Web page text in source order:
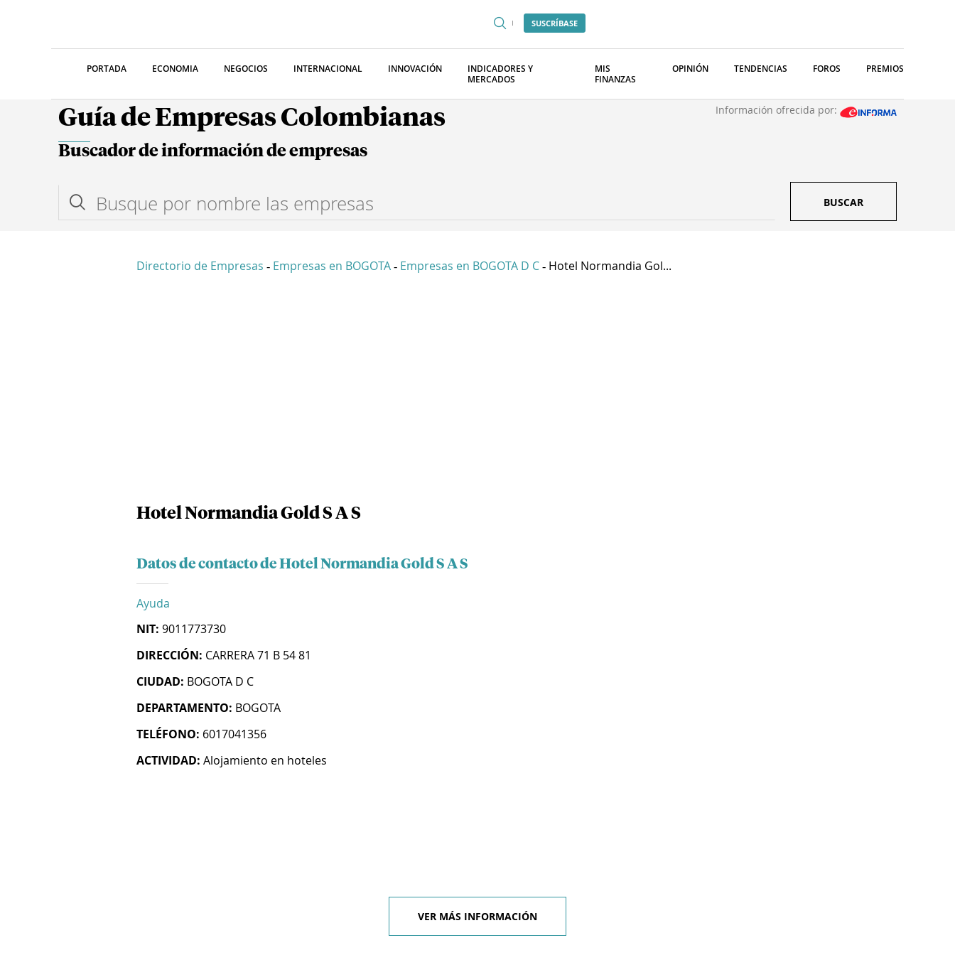
SUSCRÍBASE
PORTADA ECONOMIA NEGOCIOS INTERNACIONAL INNOVACIÓN
INDICADORES Y
MERCADOS
MIS
FINANZAS
OPINIÓN TENDENCIAS FOROS PREMIOS
Guía de Empresas Colombianas Información ofrecida por:
Buscador de información de empresas
BUSCAR
Directorio de Empresas - Empresas en BOGOTA - Empresas en BOGOTA D C - Hotel Normandia Gol...
Hotel Normandia Gold S A S
Datos de contacto de Hotel Normandia Gold S A S
Ayuda
NIT: 9011773730
DIRECCIÓN: CARRERA 71 B 54 81
CIUDAD: BOGOTA D C
DEPARTAMENTO: BOGOTA
TELÉFONO: 6017041356
ACTIVIDAD: Alojamiento en hoteles
VER MÁS INFORMACIÓN